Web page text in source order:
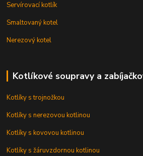
Servírovací kotlík
Smaltovaný kotel
Nerezový kotel
Kotlíkové soupravy a
Kotlíky s trojnožkou
Kotlíky s nerezovou kotlinou
Kotlíky s kovovou kotlinou
Kotlíky s žáruvzdornou kotlinou